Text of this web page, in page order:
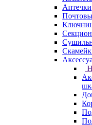
Аптечки